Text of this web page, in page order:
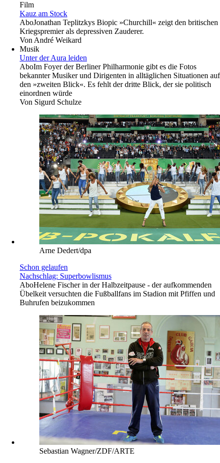
Film
Kauz am Stock
AboJonathan Teplitzkys Biopic »Churchill« zeigt den britischen
Kriegspremier als depressiven Zauderer.
VonAndré Weikard
Musik
Unter der Aura leiden
AboIm Foyer der Berliner Philharmonie gibt es die Fotos
bekannter Musiker und Dirigenten in alltäglichen Situationen auf
den »zweiten Blick«. Es fehlt der dritte Blick, der sie politisch
einordnen würde
Von Sigurd Schulze
Arne Dedert/dpa
Schon gelaufen
Nachschlag: Superbowlismus
AboHelene Fischer in der Halbzeitpause - der aufkommenden
Übelkeit versuchten die Fußballfans im Stadion mit Pfiffen und
Buhrufen beizukommen
Sebastian Wagner/ZDF/ARTE